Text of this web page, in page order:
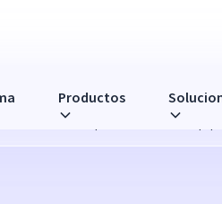
Productos
SLA cuando no puedes ver a los